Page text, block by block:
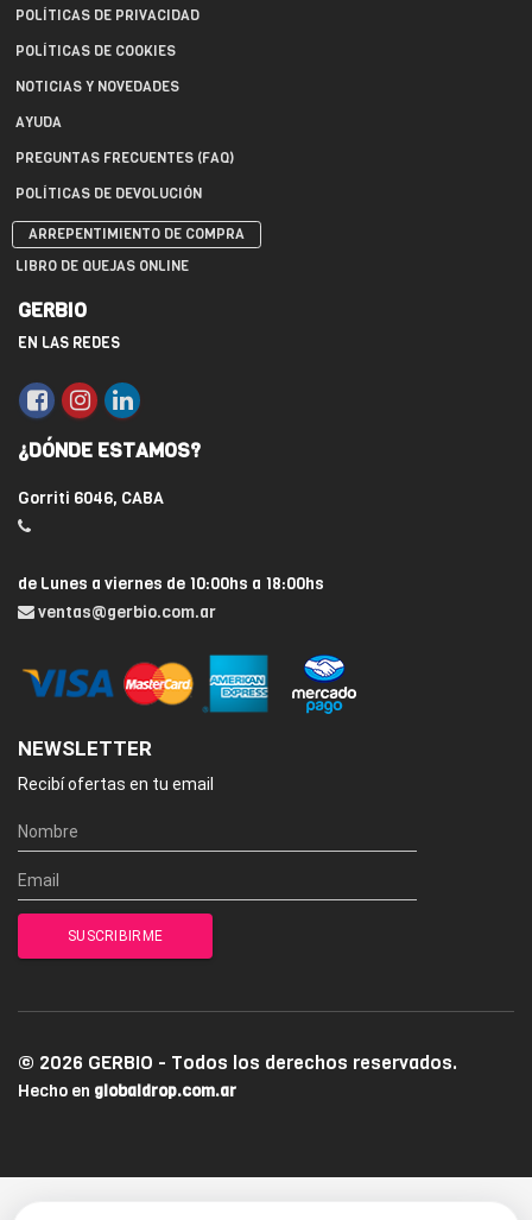
POLÍTICAS DE PRIVACIDAD
POLÍTICAS DE COOKIES
NOTICIAS Y NOVEDADES
AYUDA
PREGUNTAS FRECUENTES (FAQ)
POLÍTICAS DE DEVOLUCIÓN
ARREPENTIMIENTO DE COMPRA
LIBRO DE QUEJAS ONLINE
GERBIO
EN LAS REDES
¿DÓNDE ESTAMOS?
Gorriti 6046, CABA
de Lunes a viernes de 10:00hs a 18:00hs
ventas@gerbio.com.ar
NEWSLETTER
Recibí ofertas en tu email
© 2026 GERBIO - Todos los derechos reservados.
Hecho en globaldrop.com.ar